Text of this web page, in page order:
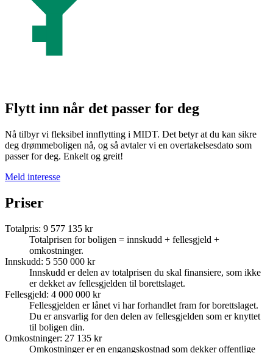
Flytt inn når det passer for deg
Nå tilbyr vi fleksibel innflytting i MIDT. Det betyr at du kan sikre
deg drømmeboligen nå, og så avtaler vi en overtakelsesdato som
passer for deg. Enkelt og greit!
Meld interesse
Priser
Totalpris: 9 577 135 kr
Totalprisen for boligen = innskudd + fellesgjeld +
omkostninger.
Innskudd: 5 550 000 kr
Innskudd er delen av totalprisen du skal finansiere, som ikke
er dekket av fellesgjelden til borettslaget.
Fellesgjeld: 4 000 000 kr
Fellesgjelden er lånet vi har forhandlet fram for borettslaget.
Du er ansvarlig for den delen av fellesgjelden som er knyttet
til boligen din.
Omkostninger: 27 135 kr
Omkostninger er en engangskostnad som dekker offentlige